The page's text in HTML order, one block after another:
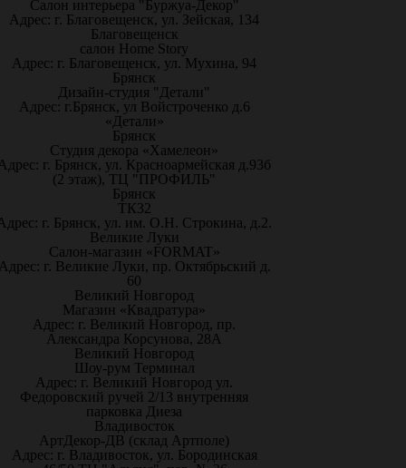
Салон интерьера "Буржуа-Декор"
Адрес: г. Благовещенск, ул. Зейская, 134
Благовещенск
салон Home Story
Адрес: г. Благовещенск, ул. Мухина, 94
Брянск
Дизайн-студия "Детали"
Адрес: г.Брянск, ул Войстроченко д.6
«Детали»
Брянск
Студия декора «Хамелеон»
г. Брянск, ул. Красноармейская д.93б
(2 этаж), ТЦ "ПРОФИЛЬ"
Брянск
ТК32
г. Брянск, ул. им. О.Н. Строкина, д.2.
Великие Луки
Салон-магазин «FORMAT»
г. Великие Луки, пр. Октябрьский д.
60
Великий Новгород
Магазин «Квадратура»
Адрес: г. Великий Новгород, пр.
Александра Корсунова, 28А
Великий Новгород
Шоу-рум Терминал
Адрес: г. Великий Новгород ул.
Федоровский ручей 2/13 внутренняя
парковка Диеза
Владивосток
АртДекор-ДВ (склад Артполе)
Адрес: г. Владивосток, ул. Бородинская